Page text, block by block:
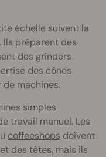
échelle suivent la
Ils préparent des
des grinders
des cônes
machines.
simples
travail manuel. Les
coffeeshops doivent
des têtes, mais ils